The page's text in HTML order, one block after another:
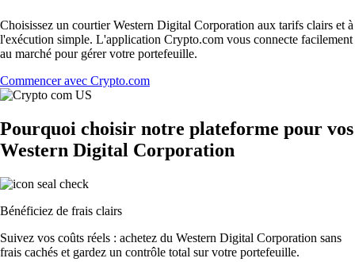
Choisissez un courtier Western Digital Corporation aux tarifs clairs et à
l'exécution simple. L'application Crypto.com vous connecte facilement
au marché pour gérer votre portefeuille.
Commencer avec Crypto.com
Pourquoi choisir notre plateforme pour vos
Western Digital Corporation
Bénéficiez de frais clairs
Suivez vos coûts réels : achetez du Western Digital Corporation sans
frais cachés et gardez un contrôle total sur votre portefeuille.